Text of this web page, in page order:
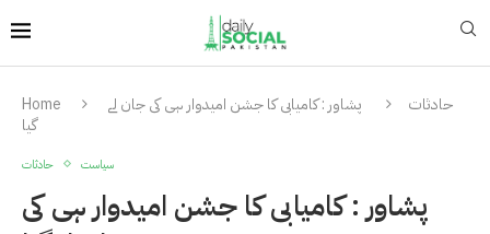
Home حادثات
پشاور : کامیابی کا جشن امیدوار ہی کی جان لے
گیا
حادثات سیاست
پشاور : کامیابی کا جشن امیدوار ہی کی